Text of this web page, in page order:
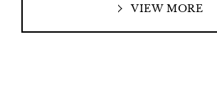
VIEW MORE